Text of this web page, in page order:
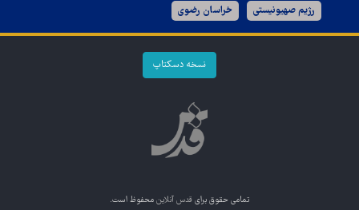
رژیم صهیونیستی خراسان رضوی
نسخه دسکتاپ
تمامی حقوق برای قدس آنلاین محفوظ است.